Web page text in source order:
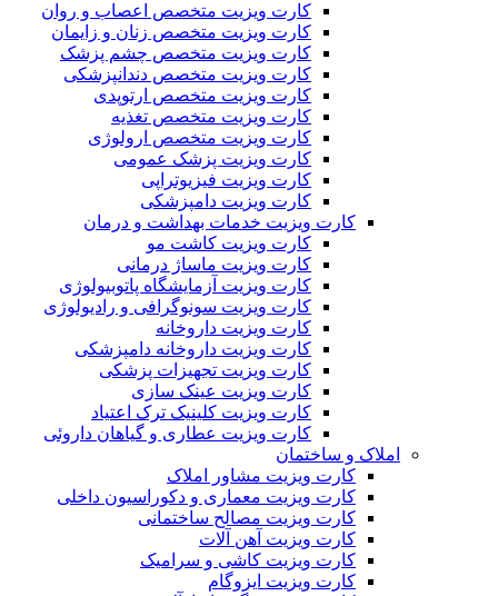
کارت ویزیت متخصص اعصاب و روان
کارت ویزیت متخصص زنان و زایمان
کارت ویزیت متخصص چشم پزشک
کارت ویزیت متخصص دندانپزشکی
کارت ویزیت متخصص ارتوپدی
کارت ویزیت متخصص تغذیه
کارت ویزیت متخصص ارولوژی
کارت ویزیت پزشک عمومی
کارت ویزیت فیزیوتراپی
کارت ویزیت دامپزشکی
کارت ویزیت خدمات بهداشت و درمان
کارت ویزیت کاشت مو
کارت ویزیت ماساژ درمانی
کارت ویزیت آزمایشگاه پاتوبیولوژی
کارت ویزیت سونوگرافی و رادیولوژی
کارت ویزیت داروخانه
کارت ویزیت داروخانه دامپزشکی
کارت ویزیت تجهیزات پزشکی
کارت ویزیت عینک سازی
کارت ویزیت کلینیک ترک اعتیاد
کارت ویزیت عطاری و گیاهان داروئی
املاک و ساختمان
کارت ویزیت مشاور املاک
کارت ویزیت معماری و دکوراسیون داخلی
کارت ویزیت مصالح ساختمانی
کارت ویزیت آهن آلات
کارت ویزیت کاشی و سرامیک
کارت ویزیت ایزوگام